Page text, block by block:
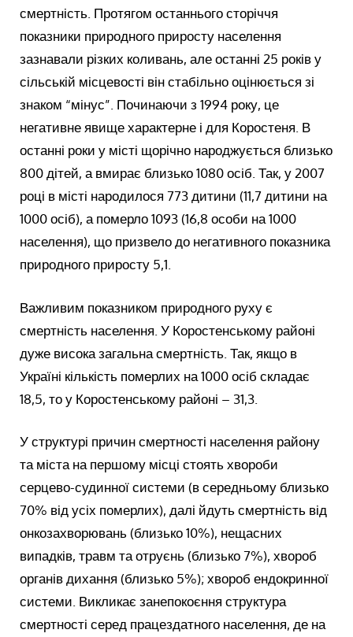
смертність. Протягом останнього сторіччя
показники природного приросту населення
зазнавали різких коливань, але останні 25 років у
сільській місцевості він стабільно оцінюється зі
знаком “мінус”. Починаючи з 1994 року, це
негативне явище характерне і для Коростеня. В
останні роки у місті щорічно народжується близько
800 дітей, а вмирає близько 1080 осіб. Так, у 2007
році в місті народилося 773 дитини (11,7 дитини на
1000 осіб), а померло 1093 (16,8 особи на 1000
населення), що призвело до негативного показника
природного приросту 5,1.
Важливим показником природного руху є
смертність населення. У Коростенському районі
дуже висока загальна смертність. Так, якщо в
Україні кількість померлих на 1000 осіб складає
18,5, то у Коростенському районі – 31,3.
У структурі причин смертності населення району
та міста на першому місці стоять хвороби
серцево-судинної системи (в середньому близько
70% від усіх померлих), далі йдуть смертність від
онкозахворювань (близько 10%), нещасних
випадків, травм та отруєнь (близько 7%), хвороб
органів дихання (близько 5%); хвороб ендокринної
системи. Викликає занепокоєння структура
смертності серед працездатного населення, де на